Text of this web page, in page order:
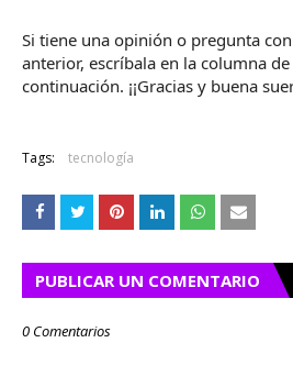
Si tiene una opinión o pregunta
anterior, escríbala en la columna
continuación. ¡¡Gracias y buena
Tags: tecnología
PUBLICAR UN COMENTARIO
0 Comentarios